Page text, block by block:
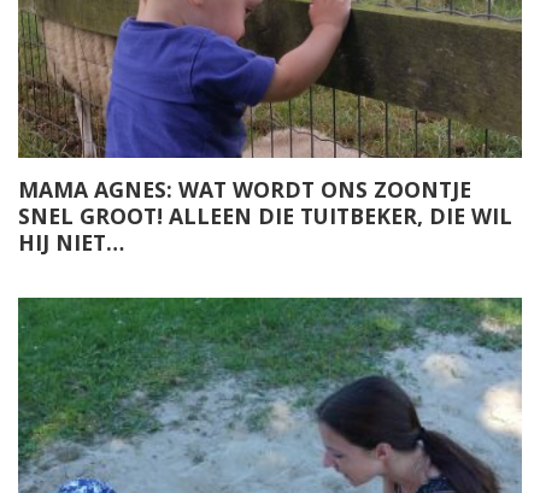
MAMA AGNES: WAT WORDT ONS ZOONTJE
SNEL GROOT! ALLEEN DIE TUITBEKER, DIE WIL
HIJ NIET…